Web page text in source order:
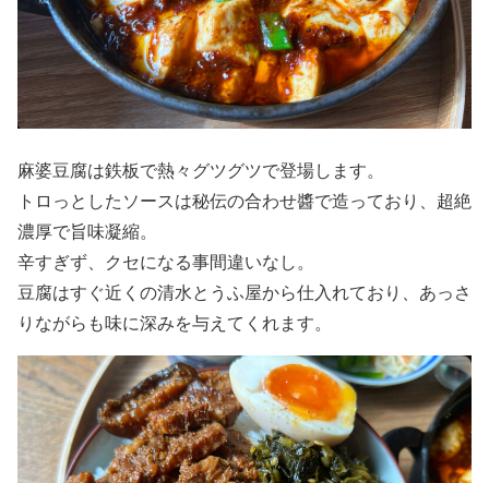
麻婆豆腐は鉄板で熱々グツグツで登場します。
トロっとしたソースは秘伝の合わせ醬で造っており、超絶
濃厚で旨味凝縮。
辛すぎず、クセになる事間違いなし。
豆腐はすぐ近くの清水とうふ屋から仕入れており、あっさ
りながらも味に深みを与えてくれます。